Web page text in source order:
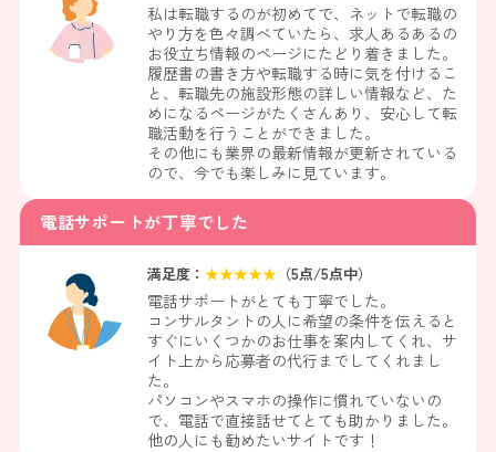
私は転職するのが初めてで、ネットで転職の
やり方を色々調べていたら、求人あるあるの
お役立ち情報のページにたどり着きました。
履歴書の書き方や転職する時に気を付けるこ
と、転職先の施設形態の詳しい情報など、た
めになるページがたくさんあり、安心して転
職活動を行うことができました。
その他にも業界の最新情報が更新されている
ので、今でも楽しみに見ています。
電話サポートが丁寧でした
満足度： ★★★★★（5点/5点中）
電話サポートがとても丁寧でした。
コンサルタントの人に希望の条件を伝えると
すぐにいくつかのお仕事を案内してくれ、サ
イト上から応募者の代行までしてくれまし
た。
パソコンやスマホの操作に慣れていないの
で、電話で直接話せてとても助かりました。
他の人にも勧めたいサイトです！